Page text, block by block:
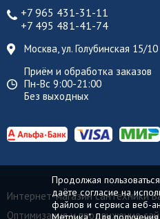
+7 965 431-31-11
+7 495 481-41-74
Москва, ул. Голубинская 15/10
Приём и обработка заказов
Пн-Вс 9:00-21:00
Без выходных
Интернет-магазин сантехники
Оптимизация и продвижение
Продолжая
даёте согласие на
файлов и сервиса веб-